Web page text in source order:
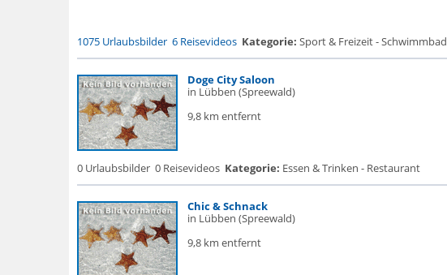
1075 Urlaubsbilder 6 Reisevideos Kategorie: Sport & Freizeit - Schwimmbad
Doge City Saloon
in Lübben (Spreewald)
9,8 km entfernt
0 Urlaubsbilder 0 Reisevideos Kategorie: Essen & Trinken - Restaurant
Chic & Schnack
in Lübben (Spreewald)
9,8 km entfernt